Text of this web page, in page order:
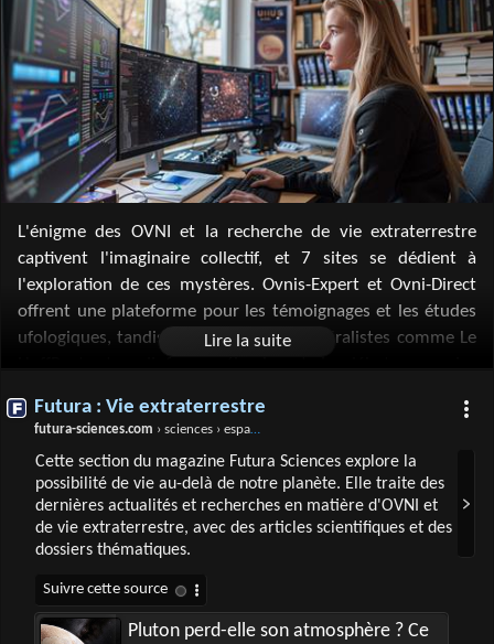
L'énigme des OVNI et la recherche de vie extraterrestre
captivent l'imaginaire collectif, et 7 sites se dédient à
l'exploration de ces mystères. Ovnis-Expert et Ovni-Direct
offrent une plateforme pour les témoignages et les études
ufologiques, tandis que des médias généralistes comme Le
phénomènes inexpliqués. Futura et Sciences et Avenir
des hypothèses sur d'autres formes de vie. Enfin, Ça
m'intéresse invite à la réflexion sur ces questions à travers
des articles accessibles. Ces ressources constituent un
carrefour d'informations pour les curieux et les passionnés
Futura : Vie extraterrestre
futura-sciences.com › sciences › espace › vie-extraterrestre
Cette section du magazine Futura Sciences explore la
possibilité de vie au-delà de notre planète. Elle traite des
dernières actualités et recherches en matière d'OVNI et
de vie extraterrestre, avec des articles scientifiques et des
dossiers thématiques.
Pluton perd-elle son atmosphère ? Ce